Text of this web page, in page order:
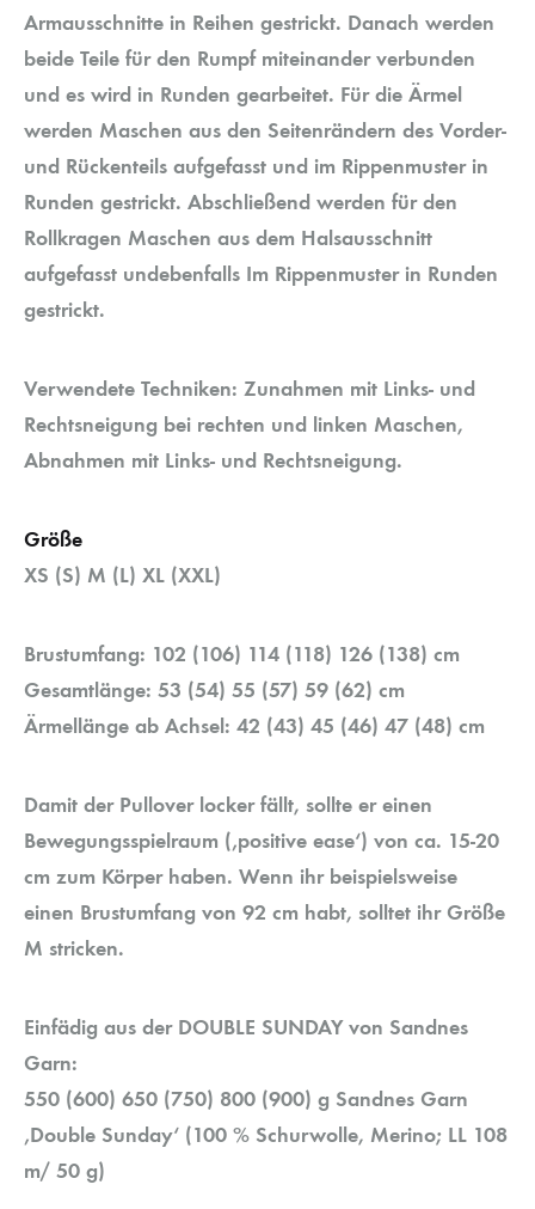
Armausschnitte in Reihen gestrickt. Danach werden
beide Teile für den Rumpf miteinander verbunden
und es wird in Runden gearbeitet. Für die Ärmel
werden Maschen aus den Seitenrändern des Vorder-
und Rückenteils aufgefasst und im Rippenmuster in
Runden gestrickt. Abschließend werden für den
Rollkragen Maschen aus dem Halsausschnitt
aufgefasst undebenfalls Im Rippenmuster in Runden
gestrickt.
Verwendete Techniken: Zunahmen mit Links- und
Rechtsneigung bei rechten und linken Maschen,
Abnahmen mit Links- und Rechtsneigung.
Größe
XS (S) M (L) XL (XXL)
Brustumfang: 102 (106) 114 (118) 126 (138) cm
Gesamtlänge: 53 (54) 55 (57) 59 (62) cm
Ärmellänge ab Achsel: 42 (43) 45 (46) 47 (48) cm
Damit der Pullover locker fällt, sollte er einen
Bewegungsspielraum (‚positive ease‘) von ca. 15-20
cm zum Körper haben. Wenn ihr beispielsweise
einen Brustumfang von 92 cm habt, solltet ihr Größe
M stricken.
Einfädig aus der DOUBLE SUNDAY von Sandnes
Garn:
550 (600) 650 (750) 800 (900) g Sandnes Garn
‚Double Sunday‘ (100 % Schurwolle, Merino; LL 108
m/ 50 g)